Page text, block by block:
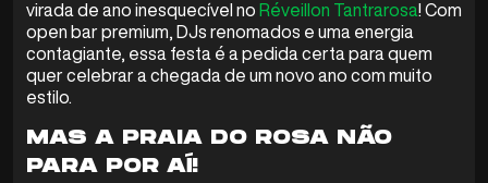
virada de ano inesquecível no Réveillon Tantrarosa! Com
open bar premium, DJs renomados e uma energia
contagiante, essa festa é a pedida certa para quem
quer celebrar a chegada de um novo ano com muito
estilo.
MAS A PRAIA DO ROSA NÃO
PARA POR AÍ!